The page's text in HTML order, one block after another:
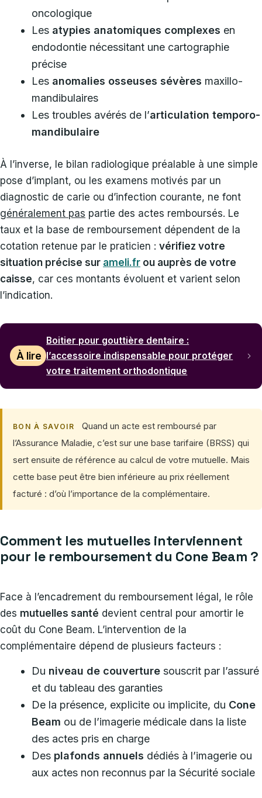
oncologique
Les atypies anatomiques complexes en
endodontie nécessitant une cartographie
précise
Les anomalies osseuses sévères maxillo-
mandibulaires
Les troubles avérés de l’articulation temporo-
mandibulaire
À l’inverse, le bilan radiologique préalable à une simple
pose d’implant, ou les examens motivés par un
diagnostic de carie ou d’infection courante, ne font
généralement pas partie des actes remboursés. Le
taux et la base de remboursement dépendent de la
cotation retenue par le praticien : vérifiez votre
situation précise sur ameli.fr ou auprès de votre
caisse, car ces montants évoluent et varient selon
l’indication.
À lire
Boitier pour gouttière dentaire :
l’accessoire indispensable pour protéger
votre traitement orthodontique
BON À SAVOIR
Quand un acte est remboursé par
l’Assurance Maladie, c’est sur une base tarifaire (BRSS) qui
sert ensuite de référence au calcul de votre mutuelle. Mais
cette base peut être bien inférieure au prix réellement
facturé : d’où l’importance de la complémentaire.
Comment les mutuelles interviennent
pour le remboursement du Cone Beam ?
Face à l’encadrement du remboursement légal, le rôle
des mutuelles santé devient central pour amortir le
coût du Cone Beam. L’intervention de la
complémentaire dépend de plusieurs facteurs :
Du niveau de couverture souscrit par l’assuré
et du tableau des garanties
De la présence, explicite ou implicite, du Cone
Beam ou de l’imagerie médicale dans la liste
des actes pris en charge
Des plafonds annuels dédiés à l’imagerie ou
aux actes non reconnus par la Sécurité sociale